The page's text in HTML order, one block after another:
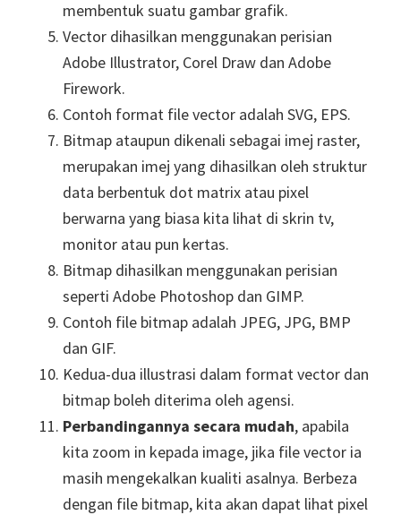
membentuk suatu gambar grafik.
Vector dihasilkan menggunakan perisian
Adobe Illustrator, Corel Draw dan Adobe
Firework.
Contoh format file vector adalah SVG, EPS.
Bitmap ataupun dikenali sebagai imej raster,
merupakan imej yang dihasilkan oleh struktur
data berbentuk dot matrix atau pixel
berwarna yang biasa kita lihat di skrin tv,
monitor atau pun kertas.
Bitmap dihasilkan menggunakan perisian
seperti Adobe Photoshop dan GIMP.
Contoh file bitmap adalah JPEG, JPG, BMP
dan GIF.
Kedua-dua illustrasi dalam format vector dan
bitmap boleh diterima oleh agensi.
Perbandingannya secara mudah, apabila
kita zoom in kepada image, jika file vector ia
masih mengekalkan kualiti asalnya. Berbeza
dengan file bitmap, kita akan dapat lihat pixel